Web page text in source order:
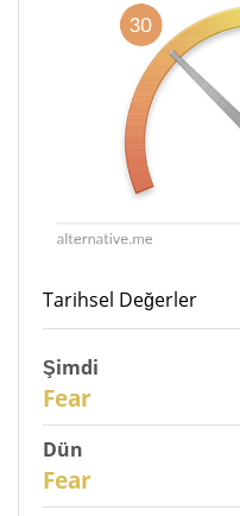
Tarihsel Değerler
Şimdi
Fear
Dün
Fear